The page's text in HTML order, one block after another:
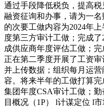
通过手段降低税负，提高
融资征询和办事，请为一
的次要工做内容为2024年
度第三方审计工做；完成
成供应商年度评估工做；
正在第二季度开展了工资
并上传数据；组织每月运
容。将来半年的工做打算
集团年度CSA审计工做；
目概况（1P） l计谋定位 l